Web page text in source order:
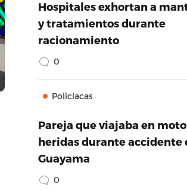
Hospitales exhortan a
y tratamientos durante
racionamiento
0
Policíacas
Pareja que viajaba en
heridas durante accidente
Guayama
0